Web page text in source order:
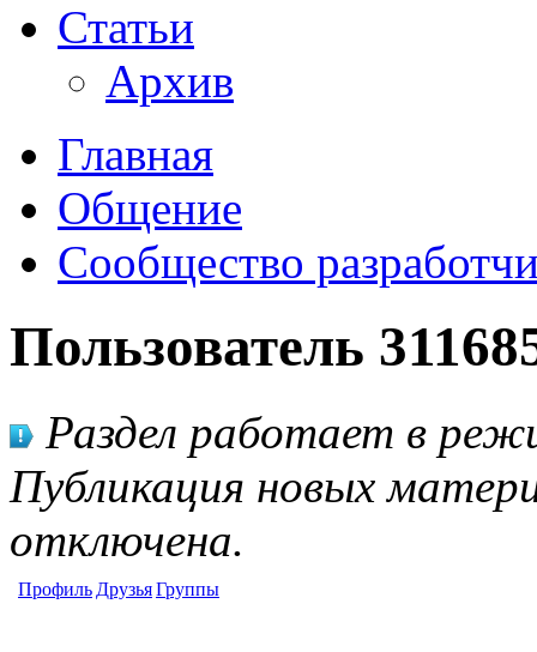
Статьи
Архив
Главная
Общение
Сообщество
Пользователь
Раздел работает в
Публикация новых
отключена.
Профиль ДрузьяГруппы